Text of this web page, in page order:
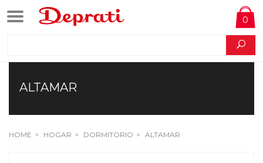
0
ALTAMAR
HOME HOGAR DORMITORIO ALTAMAR